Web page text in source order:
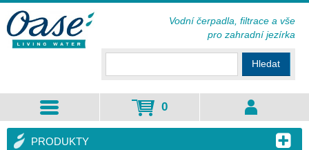
PRODUKTY
Hledat
0
Vodní čerpadla, filtrace a vše
pro zahradní jezírka